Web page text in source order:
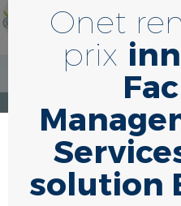
Onet
prix
solution